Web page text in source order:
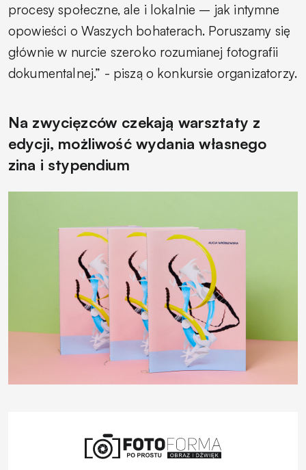
procesy społeczne, ale i lokalnie – jak intymne
opowieści o Waszych bohaterach. Poruszamy się
głównie w nurcie szeroko rozumianej fotografii
dokumentalnej.” - piszą o konkursie organizatorzy.
Na zwycięzców czekają warsztaty z
edycji, możliwość wydania własnego
zina i stypendium